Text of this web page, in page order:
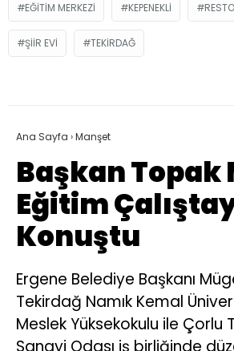
EĞITIM MERKEZI KEPENEKLI
ŞIIR EVI TEKIRDAĞ
Ana Sayfa ›Manşet
Başkan Topak
Eğitim
Konuştu
Ergene Belediye Başkanı
Tekirdağ Namık Kemal
Meslek Yüksekokulu ile Çorlu